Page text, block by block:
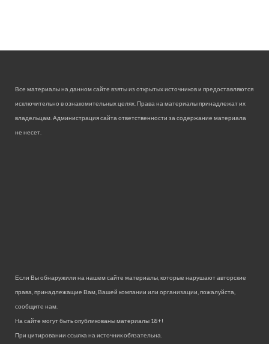
Все материалы на данном сайте взяты из открытых источников и предоставляются
исключительно в ознакомительных целях. Права на материалы принадлежат их
владельцам. Администрация сайта ответственности за содержание материала
не несет.
Если Вы обнаружили на нашем сайте материалы, которые нарушают авторские
права, принадлежащие Вам, Вашей компании или организации, пожалуйста,
сообщите нам.
На сайте могут быть опубликованы материалы 18+!
При цитировании ссылка на источник обязательна.